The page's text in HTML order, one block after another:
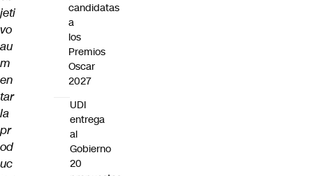
jeti
vo
au
m
en
tar
la
pr
od
uc
candidatas
a
los
Premios
Oscar
2027
UDI
entrega
al
Gobierno
20